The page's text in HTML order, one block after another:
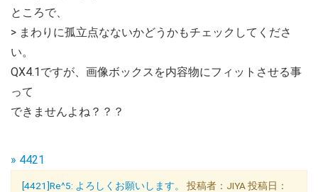
ところで、
> まわりに孤立点なないかどうかもチェックしてくださ
い。
QX4.1ですが、画像ボックスを内容物にフィットさせる事
って
できませんよね？？？
» 4421
[4421]Re^5: よろしくお願いします。
投稿者：JIYA 投稿日：